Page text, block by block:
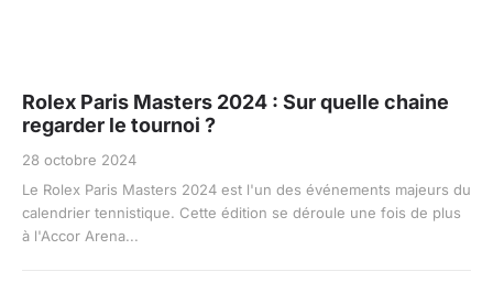
Rolex Paris Masters 2024 : Sur quelle chaine
regarder le tournoi ?
28 octobre 2024
Le Rolex Paris Masters 2024 est l'un des événements majeurs du
calendrier tennistique. Cette édition se déroule une fois de plus
à l'Accor Arena...